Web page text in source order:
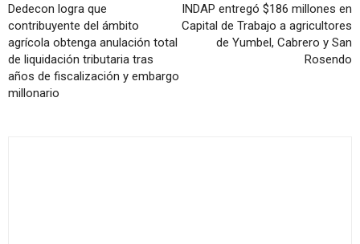
Dedecon logra que
contribuyente del ámbito
agrícola obtenga anulación total
de liquidación tributaria tras
años de fiscalización y embargo
millonario
INDAP entregó $186 millones en
Capital de Trabajo a agricultores
de Yumbel, Cabrero y San
Rosendo